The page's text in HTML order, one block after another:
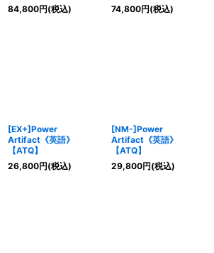
84,800円(税込)
74,800円(税込)
[EX+]Power
Artifact《英語》
【ATQ】
26,800円(税込)
[NM-]Power
Artifact《英語》
【ATQ】
29,800円(税込)